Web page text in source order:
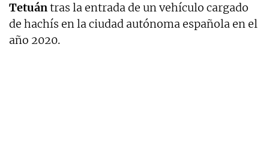
Tetuántras la entrada de un vehículo cargado
de hachís en la ciudad autónoma española en el
año 2020.